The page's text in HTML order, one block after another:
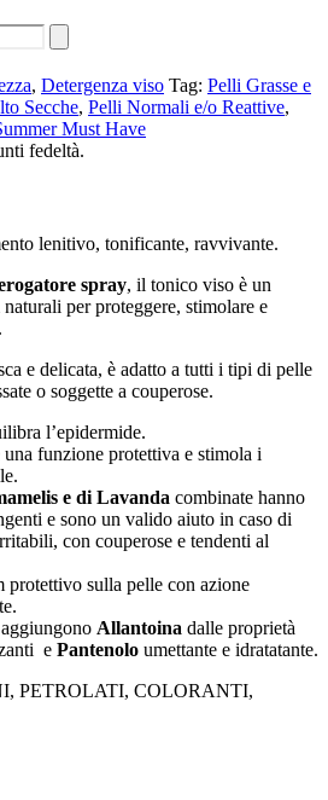
, Detergenza viso Tag: Pelli Grasse e
Secche, Pelli Normali e/o Reattive,
Must Have
fedeltà.
lenitivo, tonificante, ravvivante.
spray, il tonico viso è un
per proteggere, stimolare e
e delicata, è adatto a tutti i tipi di pelle
o soggette a couperose.
l’epidermide.
una funzione protettiva e stimola i
e di Lavanda combinate hanno
e sono un valido aiuto in caso di
con couperose e tendenti al
protettivo sulla pelle con azione
Allantoina dalle proprietà
e Pantenolo umettante e idratatante.
PETROLATI, COLORANTI,